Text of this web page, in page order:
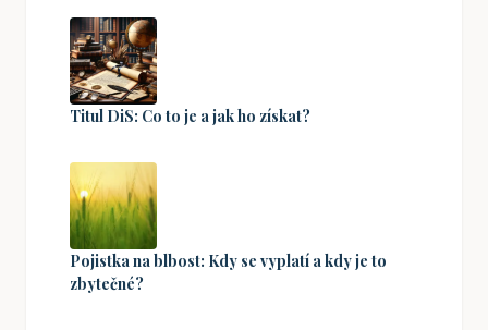
Titul DiS: Co to je a jak ho získat?
Pojistka na blbost: Kdy se vyplatí a kdy je to
zbytečné?